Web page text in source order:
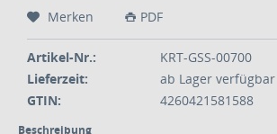
Merken PDF
Artikel-Nr.:
KRT-GSS-00700
Lieferzeit:
ab Lager verfügbar
GTIN:
4260421581588
Beschreibung